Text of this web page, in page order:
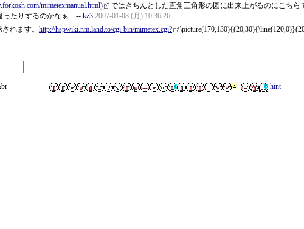
mimetexmanual.html)
ではきちんとした直角三角形の図に出来上がるのにこち
ったりするのかなぁ... -- kz3 2007-01-08 (月) 10:36:26
れます。 http://hspwiki.nm.land.to/cgi-bin/mimetex.cgi?